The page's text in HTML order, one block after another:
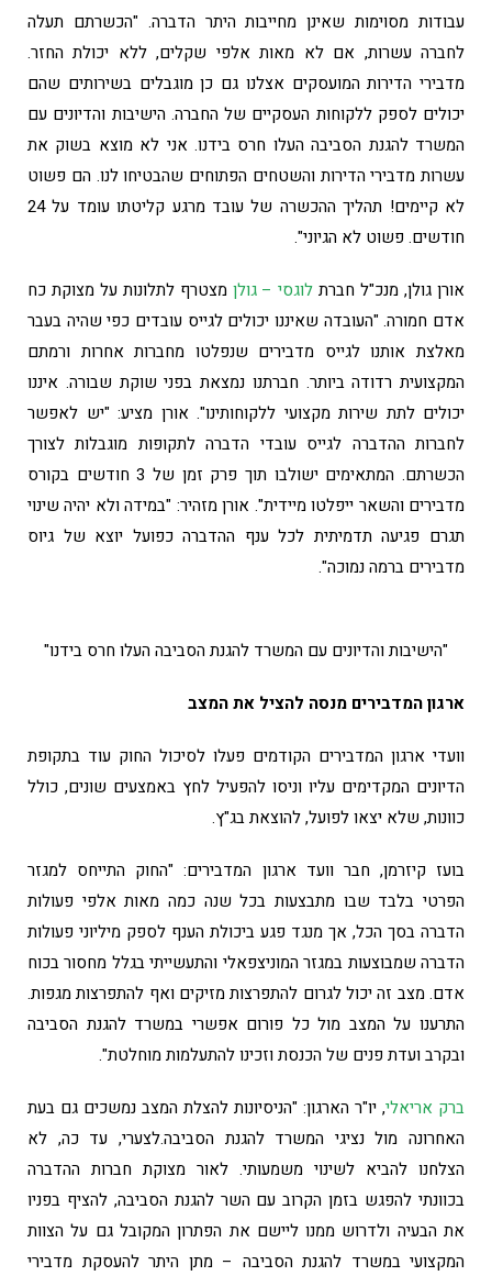
עבודות מסוימות שאינן מחייבות היתר הדברה. "הכשרתם תעלה
לחברה עשרות, אם לא מאות אלפי שקלים, ללא יכולת החזר.
מדבירי הדירות המועסקים אצלנו גם כן מוגבלים בשירותים שהם
יכולים לספק ללקוחות העסקיים של החברה. הישיבות והדיונים עם
המשרד להגנת הסביבה העלו חרס בידנו. אני לא מוצא בשוק את
עשרות מדבירי הדירות והשטחים הפתוחים שהבטיחו לנו. הם פשוט
לא קיימים! תהליך ההכשרה של עובד מרגע קליטתו עומד על 24
חודשים. פשוט לא הגיוני".
אורן גולן, מנכ"ל חברת לוגסי – גולן מצטרף לתלונות על מצוקת כח
אדם חמורה. "העובדה שאיננו יכולים לגייס עובדים כפי שהיה בעבר
מאלצת אותנו לגייס מדבירים שנפלטו מחברות אחרות ורמתם
המקצועית רדודה ביותר. חברתנו נמצאת בפני שוקת שבורה. איננו
יכולים לתת שירות מקצועי ללקוחותינו". אורן מציע: "יש לאפשר
לחברות ההדברה לגייס עובדי הדברה לתקופות מוגבלות לצורך
הכשרתם. המתאימים ישולבו תוך פרק זמן של 3 חודשים בקורס
מדבירים והשאר ייפלטו מיידית". אורן מזהיר: "במידה ולא יהיה שינוי
תגרם פגיעה תדמיתית לכל ענף ההדברה כפועל יוצא של גיוס
מדבירים ברמה נמוכה".
"הישיבות והדיונים עם המשרד להגנת הסביבה העלו חרס בידנו"
ארגון המדבירים מנסה להציל את המצב
וועדי ארגון המדבירים הקודמים פעלו לסיכול החוק עוד בתקופת
הדיונים המקדימים עליו וניסו להפעיל לחץ באמצעים שונים, כולל
כוונות, שלא יצאו לפועל, להוצאת בג"ץ.
בועז קיזרמן, חבר וועד ארגון המדבירים: "החוק התייחס למגזר
הפרטי בלבד שבו מתבצעות בכל שנה כמה מאות אלפי פעולות
הדברה בסך הכל, אך מנגד פגע ביכולת הענף לספק מיליוני פעולות
הדברה שמבוצעות במגזר המוניצפאלי והתעשייתי בגלל מחסור בכוח
אדם. מצב זה יכול לגרום להתפרצות מזיקים ואף להתפרצות מגפות.
התרענו על המצב מול כל פורום אפשרי במשרד להגנת הסביבה
ובקרב ועדת פנים של הכנסת וזכינו להתעלמות מוחלטת".
ברק אריאלי, יו"ר הארגון: "הניסיונות להצלת המצב נמשכים גם בעת
האחרונה מול נציגי המשרד להגנת הסביבה.לצערי, עד כה, לא
הצלחנו להביא לשינוי משמעותי. לאור מצוקת חברות ההדברה
בכוונתי להפגש בזמן הקרוב עם השר להגנת הסביבה, להציף בפניו
את הבעיה ולדרוש ממנו ליישם את הפתרון המקובל גם על הצוות
המקצועי במשרד להגנת הסביבה – מתן היתר להעסקת מדבירי